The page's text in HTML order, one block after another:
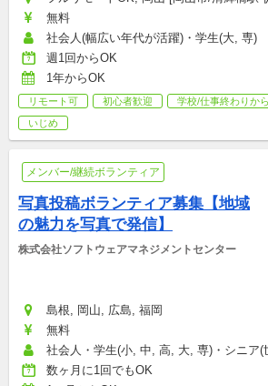
無料
社会人(幅広い年代が活躍)・学生(大, 専)
週1回からOK
1年からOK
リモート可 初心者歓迎 学校/仕事終わりか
いじめ
メンバー/継続ボランティア
写真投稿ボランティア募集【地域
の魅力を写真で発信】
株式会社ソフトウェアマネジメントセンター
島根, 岡山, 広島, 福岡
無料
社会人・学生(小, 中, 高, 大, 専)・シニア(
数ヶ月に1回でもOK